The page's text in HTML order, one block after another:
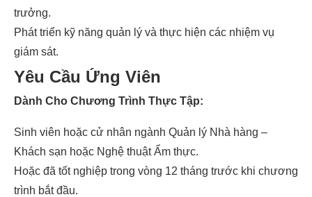
trưởng.
Phát triển kỹ năng quản lý và thực hiện các nhiệm vụ
giám sát.
Yêu Cầu Ứng Viên
Dành Cho Chương Trình Thực Tập:
Sinh viên hoặc cử nhân ngành Quản lý Nhà hàng –
Khách sạn hoặc Nghệ thuật Ẩm thực.
Hoặc đã tốt nghiệp trong vòng 12 tháng trước khi chương
trình bắt đầu.